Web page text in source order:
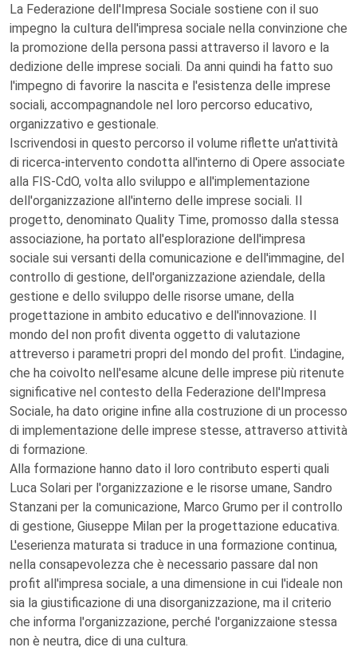
La Federazione dell'Impresa Sociale sostiene con il suo
impegno la cultura dell'impresa sociale nella convinzione che
la promozione della persona passi attraverso il lavoro e la
dedizione delle imprese sociali. Da anni quindi ha fatto suo
l'impegno di favorire la nascita e l'esistenza delle imprese
sociali, accompagnandole nel loro percorso educativo,
organizzativo e gestionale.
Iscrivendosi in questo percorso il volume riflette un'attività
di ricerca-intervento condotta all'interno di Opere associate
alla FIS-CdO, volta allo sviluppo e all'implementazione
dell'organizzazione all'interno delle imprese sociali. Il
progetto, denominato Quality Time, promosso dalla stessa
associazione, ha portato all'esplorazione dell'impresa
sociale sui versanti della comunicazione e dell'immagine, del
controllo di gestione, dell'organizzazione aziendale, della
gestione e dello sviluppo delle risorse umane, della
progettazione in ambito educativo e dell'innovazione. Il
mondo del non profit diventa oggetto di valutazione
attreverso i parametri propri del mondo del profit. L'indagine,
che ha coivolto nell'esame alcune delle imprese più ritenute
significative nel contesto della Federazione dell'Impresa
Sociale, ha dato origine infine alla costruzione di un processo
di implementazione delle imprese stesse, attraverso attività
di formazione.
Alla formazione hanno dato il loro contributo esperti quali
Luca Solari per l'organizzazione e le risorse umane, Sandro
Stanzani per la comunicazione, Marco Grumo per il controllo
di gestione, Giuseppe Milan per la progettazione educativa.
L'eserienza maturata si traduce in una formazione continua,
nella consapevolezza che è necessario passare dal non
profit all'impresa sociale, a una dimensione in cui l'ideale non
sia la giustificazione di una disorganizzazione, ma il criterio
che informa l'organizzazione, perché l'organizzaione stessa
non è neutra, dice di una cultura.